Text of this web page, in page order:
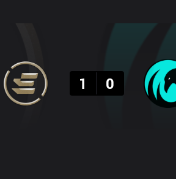
1
0